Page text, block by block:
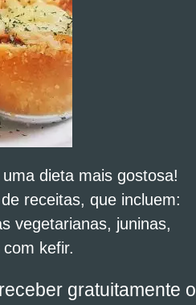
dieta mais gostosa!
receitas, que incluem:
vegetarianas, juninas,
kefir.
gratuitamente o